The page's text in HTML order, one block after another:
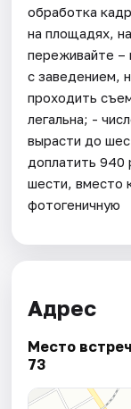
обработка
на площадях,
переживайте –
с заведением,
проходить
легальна; -
вырасти до
доплатить 940
шести, вместо
фотогеничную
Адрес
Место
73